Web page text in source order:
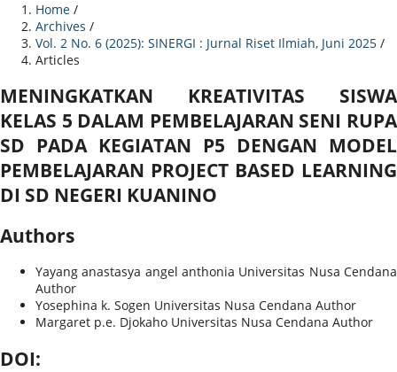
Home /
Archives /
Vol. 2 No. 6 (2025): SINERGI : Jurnal Riset Ilmiah, Juni 2025 /
Articles
MENINGKATKAN KREATIVITAS SISWA
KELAS 5 DALAM PEMBELAJARAN SENI RUPA
SD PADA KEGIATAN P5 DENGAN MODEL
PEMBELAJARAN PROJECT BASED LEARNING
DI SD NEGERI KUANINO
Authors
Yayang anastasya angel anthonia Universitas Nusa Cendana
Author
Yosephina k. Sogen Universitas Nusa Cendana Author
Margaret p.e. Djokaho Universitas Nusa Cendana Author
DOI: